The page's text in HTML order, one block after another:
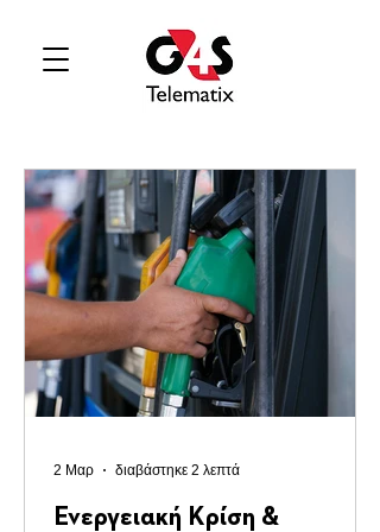
Ενεργειακή Κρίση &
2 Μαρ διαβάστηκε 2 λεπτά